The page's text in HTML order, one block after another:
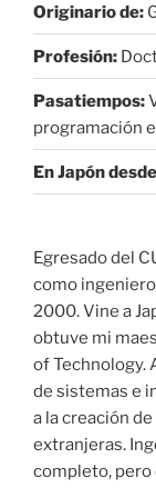
Originario de:
Profesión:
Pasatiempos:
programación
En Japón
Egresado del
como
2000. Vine a
obtuve mi
of Technology.
de sistemas e
a la creación
extranjeras.
completo, pero